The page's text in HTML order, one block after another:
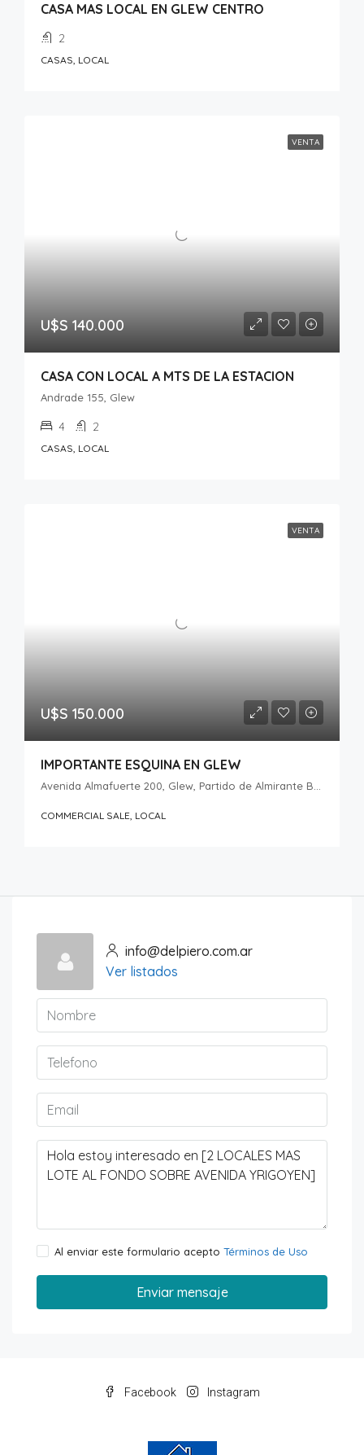
CASA MAS LOCAL EN GLEW CENTRO
2
CASAS, LOCAL
VENTA
U$S 140.000
CASA CON LOCAL A MTS DE LA ESTACION
Andrade 155, Glew
4 2
CASAS, LOCAL
VENTA
U$S 150.000
IMPORTANTE ESQUINA EN GLEW
COMMERCIAL SALE, LOCAL
info@delpiero.com.ar
Ver listados
Al enviar este formulario acepto Términos de Uso
Enviar mensaje
Facebook Instagram